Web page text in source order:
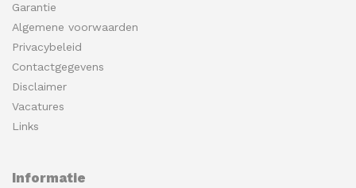
Garantie
Algemene voorwaarden
Privacybeleid
Contactgegevens
Disclaimer
Vacatures
Links
Informatie